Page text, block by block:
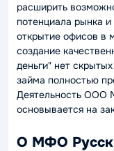
расширить
потенциала рынка
открытие офисов в
создание
деньги" нет
займа полностью
Деятельность ООО
основывается на
О МФО